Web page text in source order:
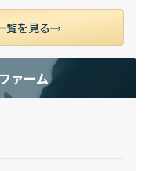
覧を見る
ァーム